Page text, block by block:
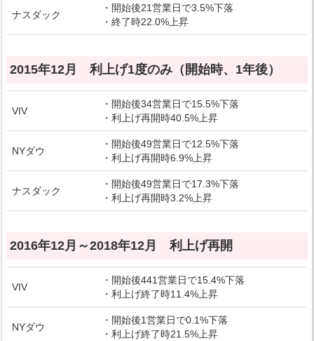
ナスダック
・開始後21営業日で3.5%下落
・終了時22.0%上昇
2015年12月 利上げ1度のみ（開始時、1年後）
VIV
・開始後34営業日で15.5%下落
・利上げ再開時40.5%上昇
NYダウ
・開始後49営業日で12.5%下落
・利上げ再開時6.9%上昇
ナスダック
・開始後49営業日で17.3%下落
・利上げ再開時3.2%上昇
2016年12月～2018年12月 利上げ再開
VIV
・開始後441営業日で15.4%下落
・利上げ終了時11.4%上昇
NYダウ
・開始後1営業日で0.1%下落
・利上げ終了時21.5%上昇